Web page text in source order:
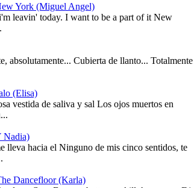
York (Miguel Angel)
leavin' today. I want to be a part of it New
absolutamente... Cubierta de llanto... Totalmente
(Elisa)
vestida de saliva y sal Los ojos muertos en
Nadia)
lleva hacia el Ninguno de mis cinco sentidos, te
Dancefloor (Karla)